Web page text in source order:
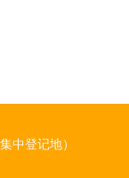
中登记地）